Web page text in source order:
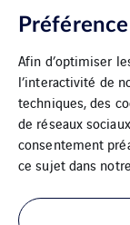
Afin d’optimiser
l’interactivité de
techniques, des
de réseaux
consentement
ce sujet dans notre